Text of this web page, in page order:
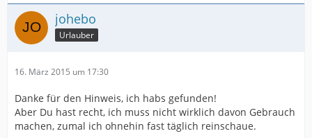
johebo
Urlauber
16. März 2015 um 17:30
Danke für den Hinweis, ich habs gefunden!
Aber Du hast recht, ich muss nicht wirklich davon Gebrauch
machen, zumal ich ohnehin fast täglich reinschaue.